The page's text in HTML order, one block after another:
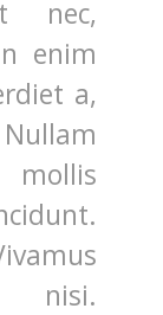
nec,
enim
a,
mollis
nisi.